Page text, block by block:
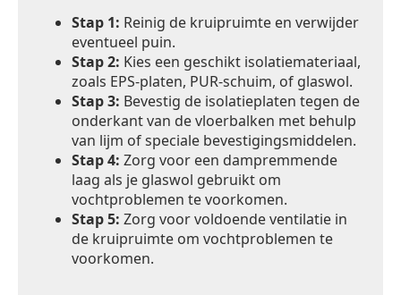
Stap 1: Reinig de kruipruimte en verwijder
eventueel puin.
Stap 2: Kies een geschikt isolatiemateriaal,
zoals EPS-platen, PUR-schuim, of glaswol.
Stap 3: Bevestig de isolatieplaten tegen de
onderkant van de vloerbalken met behulp
van lijm of speciale bevestigingsmiddelen.
Stap 4: Zorg voor een dampremmende
laag als je glaswol gebruikt om
vochtproblemen te voorkomen.
Stap 5: Zorg voor voldoende ventilatie in
de kruipruimte om vochtproblemen te
voorkomen.